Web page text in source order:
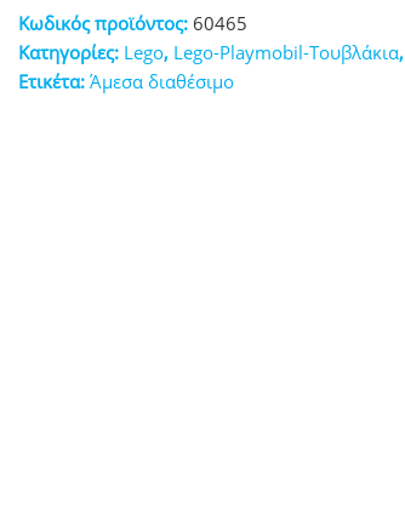
Air
Ambulane
Airplane
Κωδικός προϊόντος: 60465
Κατηγορίες: Lego, Lego-Playmobil-Τουβλάκια,
Ετικέτα: Άμεσα διαθέσιμο